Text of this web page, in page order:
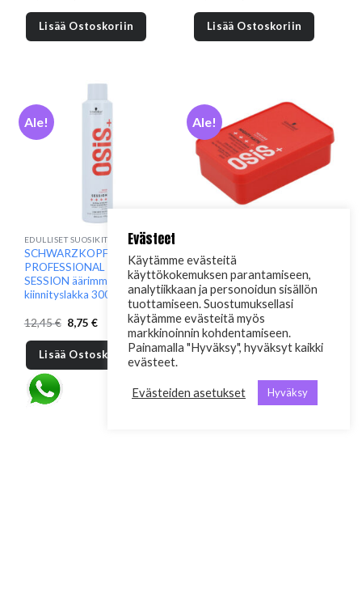
hinta
oli:
14,90 €.
on:
8,75 €.
Lisää Ostoskoriin
hinta
oli:
12,80 €.
on:
8,95 €.
Lisää Ostoskoriin
Ale!
EDULLISET SUOSIKIT
SCHWARZKOPF
PROFESSIONAL OSIS+
SESSION äärimmäinen
kiinnityslakka 300ml
12,45€ Alkuperäinen
hinta
oli:
12,45 €.
8,75 €Nykyinen
on:
8,75 €.
Lisää Ostoskoriin
Ale!
SCHWARZKOPF
PROFESSIONAL OSIS+
MIGHTY MATTE erittäin
vahva mattaava voide hiusten
muotoiluun 100ml
14,70€ Alkuperäinen
hinta
oli:
14,70 €.
9,80€
hinta
on:
9,80 €.
Lisää Ostoskoriin
Evästeet
Käytämme evästeitä
käyttökokemuksen parantamiseen,
analytiikkaan ja personoidun sisällön
tuottamiseen. Suostumuksellasi
käytämme evästeitä myös
markkinoinnin kohdentamiseen.
Painamalla "Hyväksy", hyväksyt kaikki
evästeet.
Evästeiden asetukset Hyväksy